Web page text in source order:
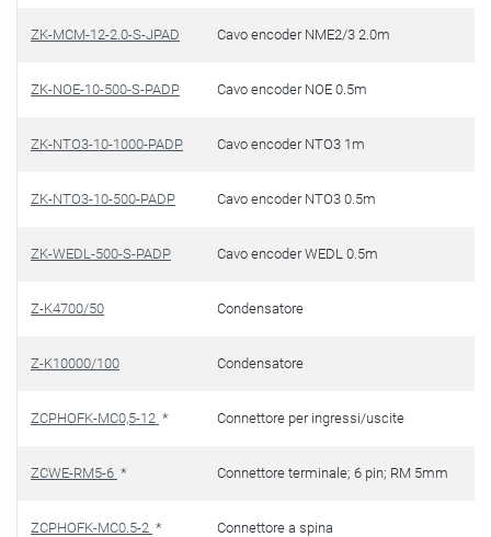
ZK-MCM-12-2.0-S-JPAD Cavo encoder NME2/3 2.0m
ZK-NOE-10-500-S-PADP Cavo encoder NOE 0.5m
ZK-NTO3-10-1000-PADP Cavo encoder NTO3 1m
ZK-NTO3-10-500-PADP Cavo encoder NTO3 0.5m
ZK-WEDL-500-S-PADP Cavo encoder WEDL 0.5m
Z-K4700/50 Condensatore
Z-K10000/100 Condensatore
ZCPHOFK-MC0,5-12 * Connettore per ingressi/uscite
ZCWE-RM5-6 * Connettore terminale; 6 pin; RM 5mm
ZCPHOFK-MC0.5-2 * Connettore a spina